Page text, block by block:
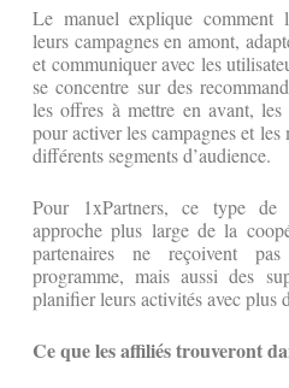
Le manuel explique comment
leurs campagnes en amont,
et communiquer avec les
se concentre sur des
les offres à mettre en avant,
pour activer les campagnes et
différents segments d’audience.
Pour 1xPartners, ce type de
approche plus large de la
partenaires ne reçoivent
programme, mais aussi des
planifier leurs activités avec plus
Ce que les affiliés trouveront